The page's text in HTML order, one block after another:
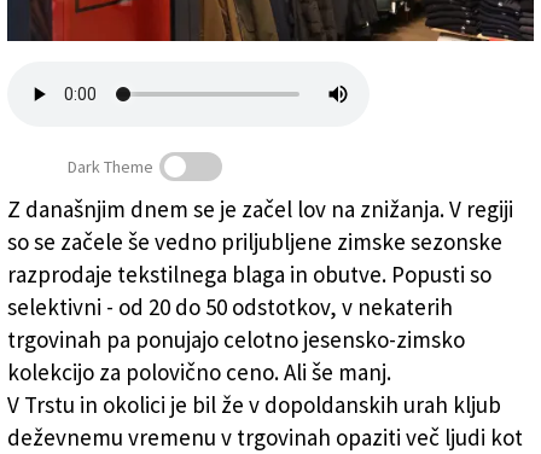
Lov na najboljše cene se je začel
Dark Theme
Z današnjim dnem se je začel lov na znižanja. V regiji
so se začele še vedno priljubljene zimske sezonske
razprodaje tekstilnega blaga in obutve. Popusti so
selektivni - od 20 do 50 odstotkov, v nekaterih
trgovinah pa ponujajo celotno jesensko-zimsko
kolekcijo za polovično ceno. Ali še manj.
V Trstu in okolici je bil že v dopoldanskih urah kljub
deževnemu vremenu v trgovinah opaziti več ljudi kot